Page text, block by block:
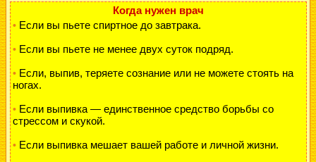
Когда нужен врач
•Если вы пьете спиртное до завтрака.
•Если вы пьете не менее двух суток подряд.
•Если, выпив, теряете сознание или не можете стоять на
ногах.
•Если выпивка — единственное средство борьбы со
стрессом и скукой.
•Если выпивка мешает вашей работе и личной жизни.